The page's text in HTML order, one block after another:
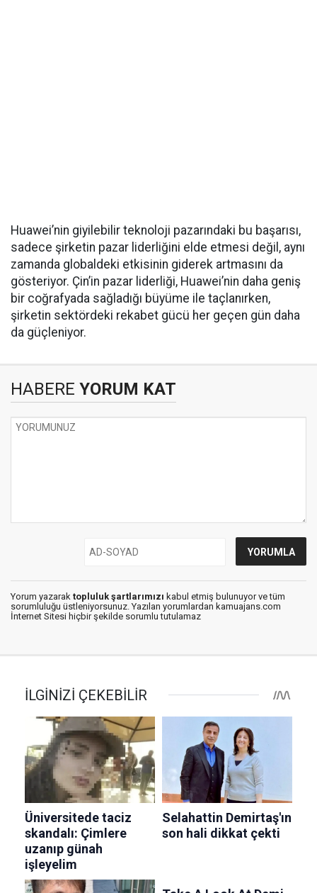
Huawei’nin giyilebilir teknoloji pazarındaki bu başarısı,
sadece şirketin pazar liderliğini elde etmesi değil, aynı
zamanda globaldeki etkisinin giderek artmasını da
gösteriyor. Çin’in pazar liderliği, Huawei’nin daha geniş
bir coğrafyada sağladığı büyüme ile taçlanırken,
şirketin sektördeki rekabet gücü her geçen gün daha
da güçleniyor.
HABERE YORUM KAT
Yorum yazarak topluluk şartlarımızı kabul etmiş bulunuyor ve tüm
sorumluluğu üstleniyorsunuz. Yazılan yorumlardan kamuajans.com
İnternet Sitesi hiçbir şekilde sorumlu tutulamaz